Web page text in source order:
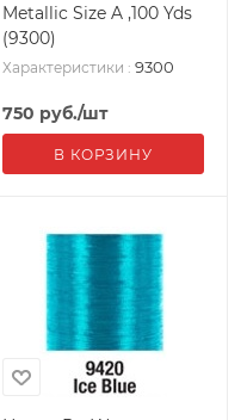
Metallic Size A ,100 Yds
(9300)
Характеристики : 9300
750 руб./шт
В КОРЗИНУ